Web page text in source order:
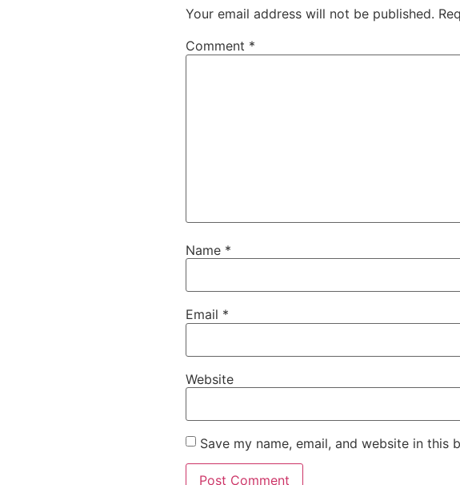
Your email address will not be published.
Comment *
Name *
Email *
Website
Save my name, email, and website in